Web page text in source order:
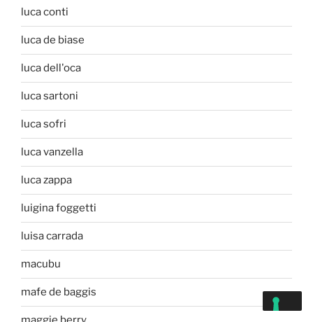
luca conti
luca de biase
luca dell'oca
luca sartoni
luca sofri
luca vanzella
luca zappa
luigina foggetti
luisa carrada
macubu
mafe de baggis